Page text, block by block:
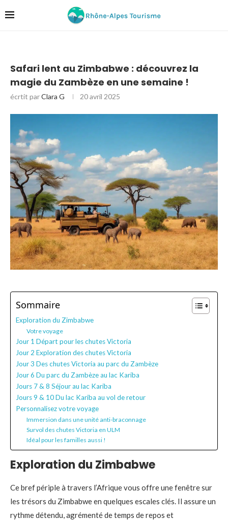
Safari lent au Zimbabwe : découvrez la
magie du Zambèze en une semaine !
écrtit parClara G 20 avril 2025
Sommaire
Exploration du Zimbabwe
Votre voyage
Jour 1 Départ pour les chutes Victoria
Jour 2 Exploration des chutes Victoria
Jour 3 Des chutes Victoria au parc du Zambèze
Jour 6 Du parc du Zambèze au lac Kariba
Jours 7 & 8 Séjour au lac Kariba
Jours 9 & 10 Du lac Kariba au vol de retour
Personnalisez votre voyage
Immersion dans une unité anti-braconnage
Survol des chutes Victoria en ULM
Idéal pour les familles aussi !
Exploration du Zimbabwe
Ce bref périple à travers l’Afrique vous offre une fenêtre sur
les trésors du Zimbabwe en quelques escales clés. Il assure un
rythme détendu, agrémenté de temps de repos et